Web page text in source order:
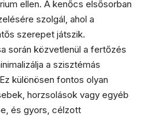
ellen. A kenőcs elsősorban
szolgál, ahol a
szerepet játszik.
során közvetlenül a fertőzés
a szisztémás
különösen fontos olyan
horzsolások vagy egyéb
és gyors, célzott